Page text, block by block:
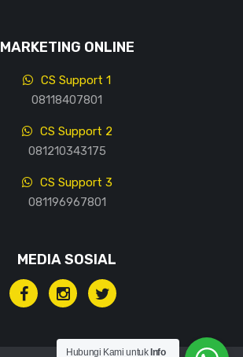
MARKETING ONLINE
CS Support 1
08118407801
CS Support 2
081210343175
CS Support 3
081196967801
MEDIA SOSIAL
Hubungi Kami untuk Info